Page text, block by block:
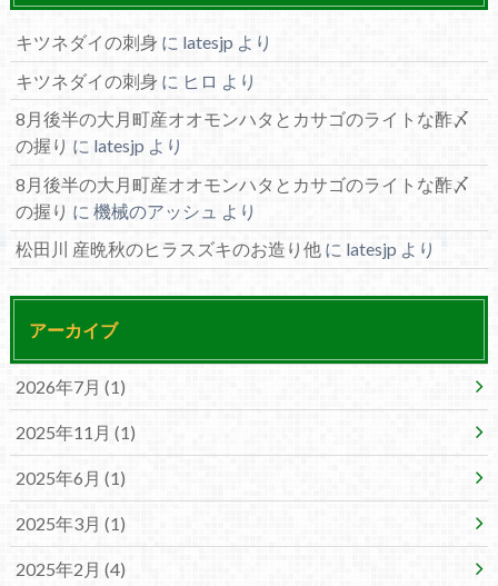
キツネダイの刺身 に latesjp より
キツネダイの刺身 に ヒロ より
8月後半の大月町産オオモンハタとカサゴのライトな酢〆
の握り に latesjp より
8月後半の大月町産オオモンハタとカサゴのライトな酢〆
の握り に 機械のアッシュ
より
松田川 産晩秋のヒラスズキのお造り他に latesjp より
アーカイブ
2026年7月 (1)
2025年11月 (1)
2025年6月 (1)
2025年3月 (1)
2025年2月 (4)